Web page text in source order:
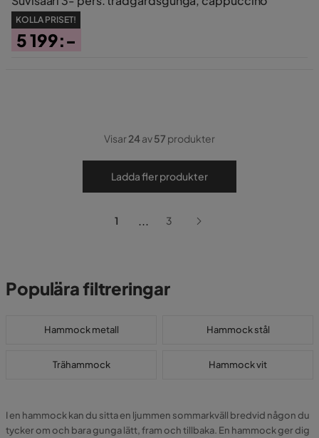
KOLLA PRISET!
5 199:-
Visar24av57 produkter
Ladda fler produkter
1 ... 3
Populära filtreringar
Hammock metall Hammock stål
Trähammock Hammock vit
I en hammock kan du sitta en ljummen sommarkväll bredvid någon du
tycker om och bara gunga lätt, fram och tillbaka. En hammock ger dig